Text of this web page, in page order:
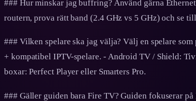
### Hur minskar jag buffring? Använd gärna
routern, prova rätt band (2.4 GHz vs 5 GHz) och se
### Vilken spelare ska jag välja? Välj en spelare
+ kompatibel IPTV-spelare. - Android TV / Shield:
boxar: Perfect Player eller Smarters Pro.
### Gäller guiden bara Fire TV? Guiden fokuserar